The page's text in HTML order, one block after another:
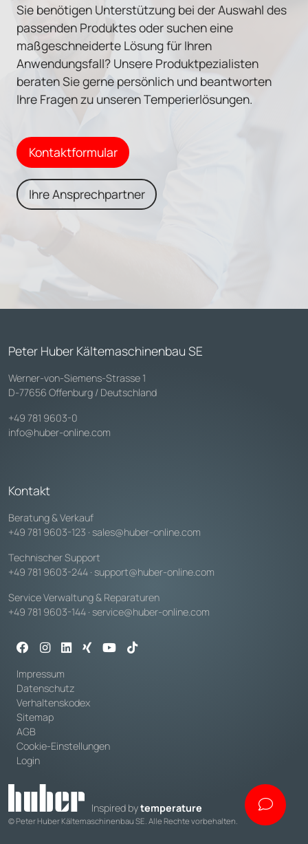
Sie benötigen Unterstützung bei der Auswahl des
passenden Produktes oder suchen eine
maßgeschneiderte Lösung für Ihren
Anwendungsfall? Unsere Produktpezialisten
beraten Sie gerne persönlich und beantworten
Ihre Fragen zu unseren Temperierlösungen.
Kontaktformular
Ihre Ansprechpartner
Peter Huber Kältemaschinenbau SE
Werner-von-Siemens-Strasse 1
D-77656 Offenburg / Deutschland
+49 781 9603-0
info@huber-online.com
Kontakt
Beratung & Verkauf
+49 781 9603-123 · sales@huber-online.com
Technischer Support
+49 781 9603-244 · support@huber-online.com
Service Verwaltung & Reparaturen
+49 781 9603-144 · service@huber-online.com
Impressum
Datenschutz
Verhaltenskodex
Sitemap
AGB
Cookie-Einstellungen
Login
Inspired bytemperature
© Peter Huber Kältemaschinenbau SE. Alle Rechte vorbehalten.